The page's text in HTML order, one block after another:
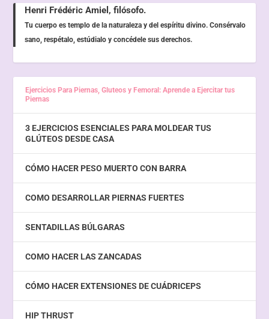
Henri Frédéric Amiel, filósofo.
Tu cuerpo es templo de la naturaleza y del espíritu divino. Consérvalo
sano, respétalo, estúdialo y concédele sus derechos.
Ejercicios Para Piernas, Gluteos y Femoral: Aprende a Ejercitar tus
Piernas
3 EJERCICIOS ESENCIALES PARA MOLDEAR TUS
GLÚTEOS DESDE CASA
CÓMO HACER PESO MUERTO CON BARRA
COMO DESARROLLAR PIERNAS FUERTES
SENTADILLAS BÚLGARAS
COMO HACER LAS ZANCADAS
CÓMO HACER EXTENSIONES DE CUÁDRICEPS
HIP THRUST